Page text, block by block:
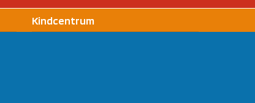
Kindcentrum